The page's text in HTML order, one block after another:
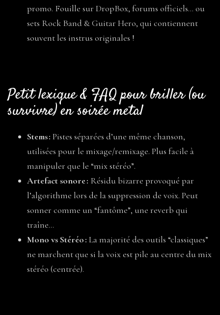
promo. Fouille sur DropBox, forums officiels… ou
sets Rock Band & Guitar Hero, qui contiennent
souvent les instrus originales !
Petit lexique & FAQ pour briller (ou
survivre) en soirée metal
Stems : Pistes séparées d’une même chanson,
utilisées pour le mixage/remixage. Plus facile à
manipuler que le “mix stéréo”.
Artefact sonore : Résidu bizarre provoqué par
l’algorithme lors de la suppression de voix. Peut
sonner comme un “fantôme”, une reverb qui
traîne…
Mono vs Stéréo : La majorité des outils “classiques”
ne marchent que si la voix est pile au centre du mix
stéréo (centrée).